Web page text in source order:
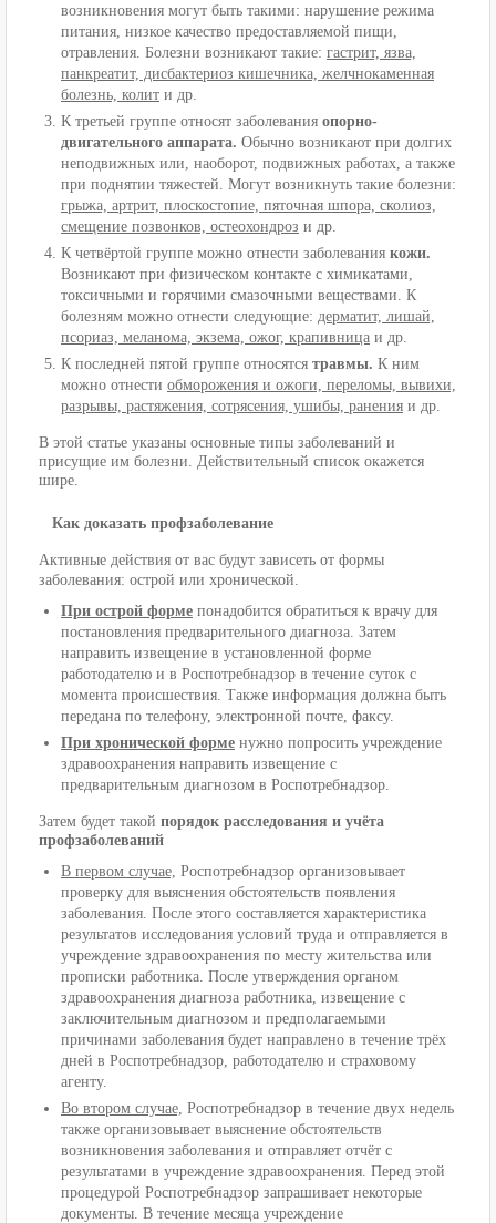
возникновения могут быть такими: нарушение режима
питания, низкое качество предоставляемой пищи,
отравления. Болезни возникают такие: гастрит, язва,
панкреатит, дисбактериоз кишечника, желчнокаменная
болезнь, колит и др.
К третьей группе относят заболевания опорно-
двигательного аппарата. Обычно возникают при долгих
неподвижных или, наоборот, подвижных работах, а также
при поднятии тяжестей. Могут возникнуть такие болезни:
грыжа, артрит, плоскостопие, пяточная шпора, сколиоз,
смещение позвонков, остеохондроз и др.
К четвёртой группе можно отнести заболевания кожи.
Возникают при физическом контакте с химикатами,
токсичными и горячими смазочными веществами. К
болезням можно отнести следующие: дерматит, лишай,
псориаз, меланома, экзема, ожог, крапивница и др.
К последней пятой группе относятся травмы. К ним
можно отнести обморожения и ожоги, переломы, вывихи,
разрывы, растяжения, сотрясения, ушибы, ранения и др.
В этой статье указаны основные типы заболеваний и
присущие им болезни. Действительный список окажется
шире.
Как доказать профзаболевание
Активные действия от вас будут зависеть от формы
заболевания: острой или хронической.
При острой форме понадобится обратиться к врачу для
постановления предварительного диагноза. Затем
направить извещение в установленной форме
работодателю и в Роспотребнадзор в течение суток с
момента происшествия. Также информация должна быть
передана по телефону, электронной почте, факсу.
При хронической форме нужно попросить учреждение
здравоохранения направить извещение с
предварительным диагнозом в Роспотребнадзор.
Затем будет такой порядок расследования и учёта
профзаболеваний
В первом случае, Роспотребнадзор организовывает
проверку для выяснения обстоятельств появления
заболевания. После этого составляется характеристика
результатов исследования условий труда и отправляется в
учреждение здравоохранения по месту жительства или
прописки работника. После утверждения органом
здравоохранения диагноза работника, извещение с
заключительным диагнозом и предполагаемыми
причинами заболевания будет направлено в течение трёх
дней в Роспотребнадзор, работодателю и страховому
агенту.
Во втором случае, Роспотребнадзор в течение двух недель
также организовывает выяснение обстоятельств
возникновения заболевания и отправляет отчёт с
результатами в учреждение здравоохранения. Перед этой
процедурой Роспотребнадзор запрашивает некоторые
документы. В течение месяца учреждение